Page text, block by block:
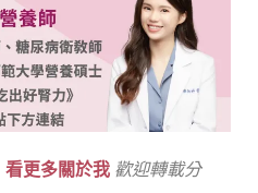
看更多關於我 歡迎轉載分